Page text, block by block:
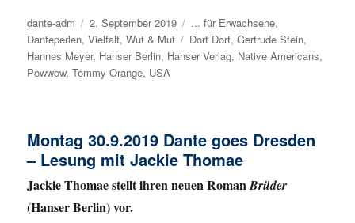
Autor
dante-adm
Veröffentlicht
am
2. September 2019 Kategorien
... für Erwachsene,
Danteperlen,Vielfalt,Wut & Mut Schlagwörter
Dort Dort,Gertrude Stein,
Hannes Meyer, Hanser Berlin, Hanser Verlag, Native Americans,
Powwow,Tommy Orange, USA
Montag 30.9.2019 Dante goes Dresden
– Lesung mit Jackie Thomae
Jackie Thomae stellt ihren neuen RomanBrüder
(Hanser Berlin) vor.